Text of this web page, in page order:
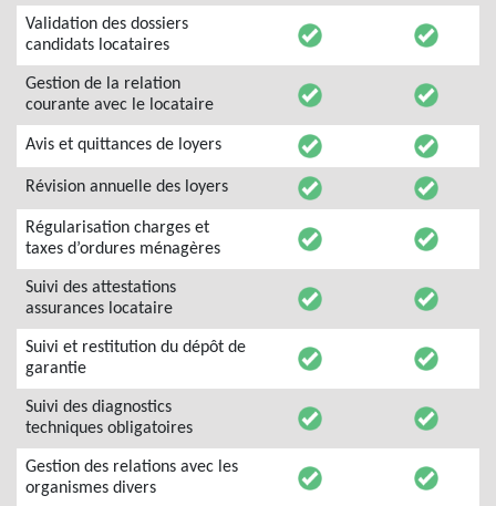
Validation des dossiers
candidats locataires
Gestion de la relation
courante avec le locataire
Avis et quittances de loyers
Révision annuelle des loyers
Régularisation charges et
taxes d’ordures ménagères
Suivi des attestations
assurances locataire
Suivi et restitution du dépôt de
garantie
Suivi des diagnostics
techniques obligatoires
Gestion des relations avec les
organismes divers